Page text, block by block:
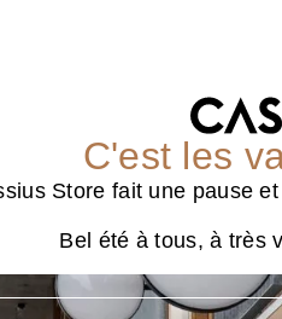
C'est les
Store fait une pause
Bel été à tous, à très